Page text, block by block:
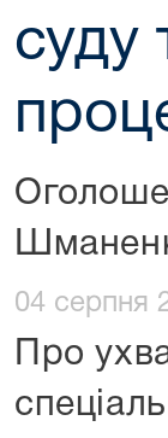
суду
04 серпня
Про